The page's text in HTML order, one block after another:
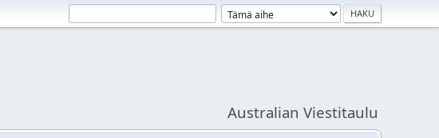
Australian Viestitaulu